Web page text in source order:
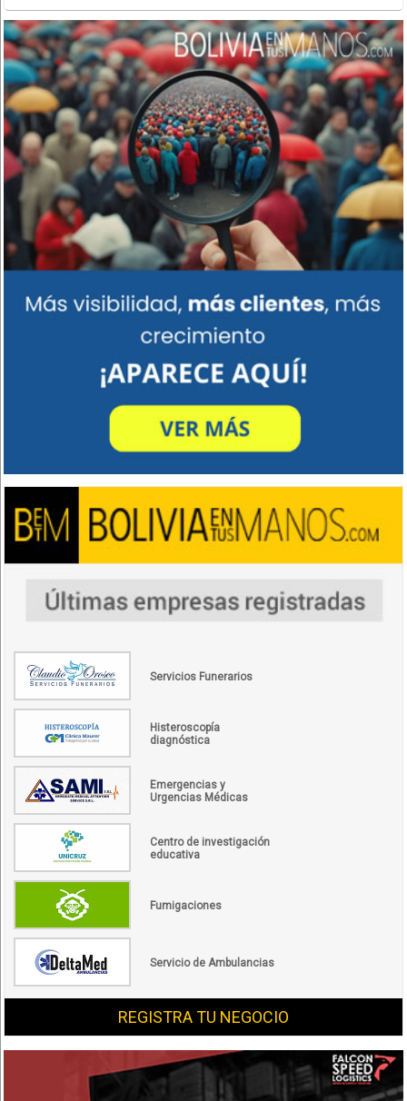
Servicios Funerarios
Histeroscopía
diagnóstica
Emergencias y
Urgencias Médicas
Centro de investigación
educativa
Fumigaciones
Servicio de Ambulancias
REGISTRA TU NEGOCIO